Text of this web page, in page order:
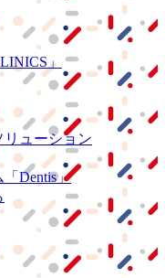
」
ューション
「Dentis」